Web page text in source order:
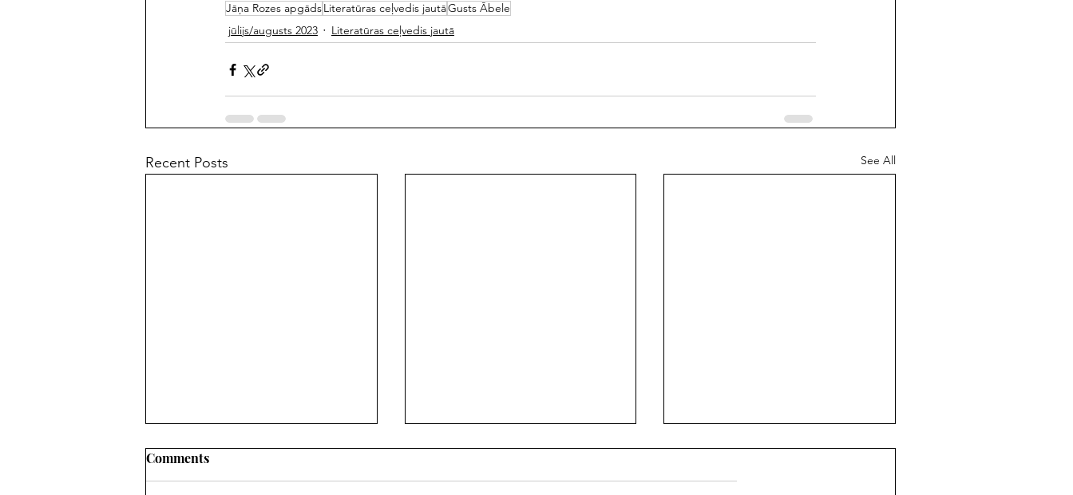
Jāņa Rozes apgādsLiteratūras ceļvedis jautāGusts Ābele
jūlijs/augusts 2023
Literatūras ceļvedis jautā
Recent Posts See All
Comments